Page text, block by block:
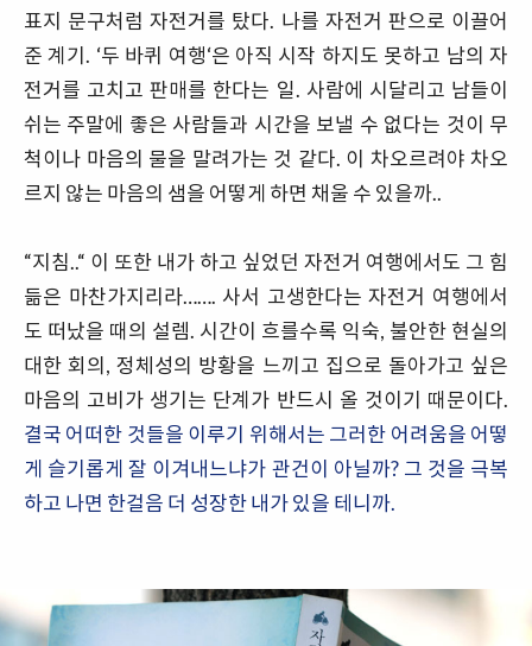
표지 문구처럼 자전거를 탔다. 나를 자전거 판으로 이끌어
준 계기. ‘두 바퀴 여행‘은 아직 시작 하지도 못하고 남의 자
전거를 고치고 판매를 한다는 일. 사람에 시달리고 남들이
쉬는 주말에 좋은 사람들과 시간을 보낼 수 없다는 것이 무
척이나 마음의 물을 말려가는 것 같다. 이 차오르려야 차오
르지 않는 마음의 샘을 어떻게 하면 채울 수 있을까..
“지침..“ 이 또한 내가 하고 싶었던 자전거 여행에서도 그 힘
듦은 마찬가지리라……. 사서 고생한다는 자전거 여행에서
도 떠났을 때의 설렘. 시간이 흐를수록 익숙, 불안한 현실의
대한 회의, 정체성의 방황을 느끼고 집으로 돌아가고 싶은
마음의 고비가 생기는 단계가 반드시 올 것이기 때문이다.
결국 어떠한 것들을 이루기 위해서는 그러한 어려움을 어떻
게 슬기롭게 잘 이겨내느냐가 관건이 아닐까? 그 것을 극복
하고 나면 한걸음 더 성장한 내가 있을 테니까.